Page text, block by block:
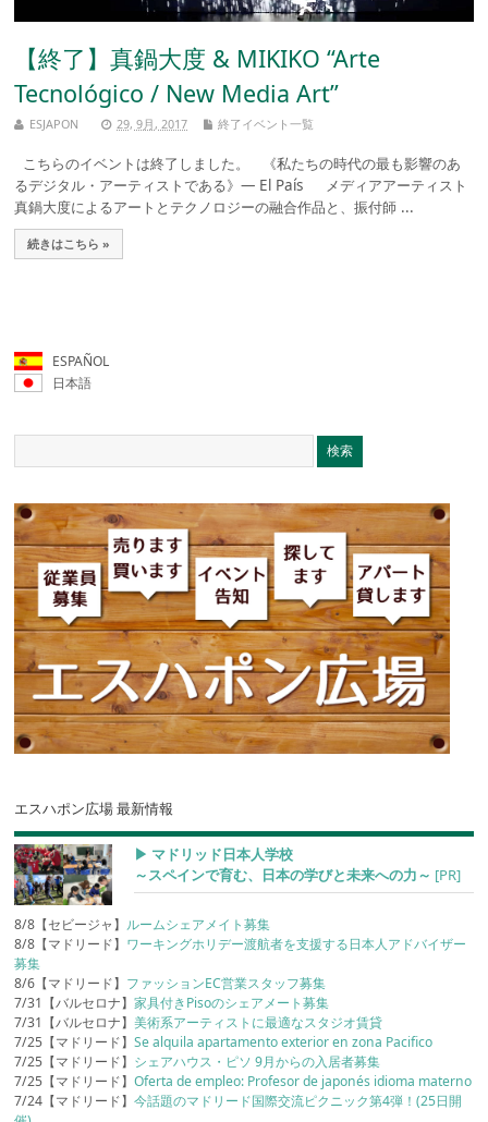
【終了】真鍋大度 & MIKIKO “Arte
Tecnológico / New Media Art”
ESJAPON 29, 9月, 2017 終了イベント一覧
こちらのイベントは終了しました。 《私たちの時代の最も影響のあ
るデジタル・アーティストである》― El País メディアアーティスト
真鍋大度によるアートとテクノロジーの融合作品と、振付師 ...
続きはこちら »
ESPAÑOL
日本語
エスハポン広場 最新情報
▶︎ マドリッド日本人学校
～スペインで育む、日本の学びと未来への力～ [PR]
8/8【セビージャ】 ルームシェアメイト募集
8/8【マドリード】 ワーキングホリデー渡航者を支援する日本人アドバイザー
募集
8/6【マドリード】 ファッションEC営業スタッフ募集
7/31【バルセロナ】家具付きPisoのシェアメート募集
7/31【バルセロナ】美術系アーティストに最適なスタジオ賃貸
7/25【マドリード】Se alquila apartamento exterior en zona Pacifico
7/25【マドリード】 シェアハウス・ピソ 9月からの入居者募集
7/25【マドリード】Oferta de empleo: Profesor de japonés idioma materno
7/24【マドリード】今話題のマドリード国際交流ピクニック第4弾！(25日開